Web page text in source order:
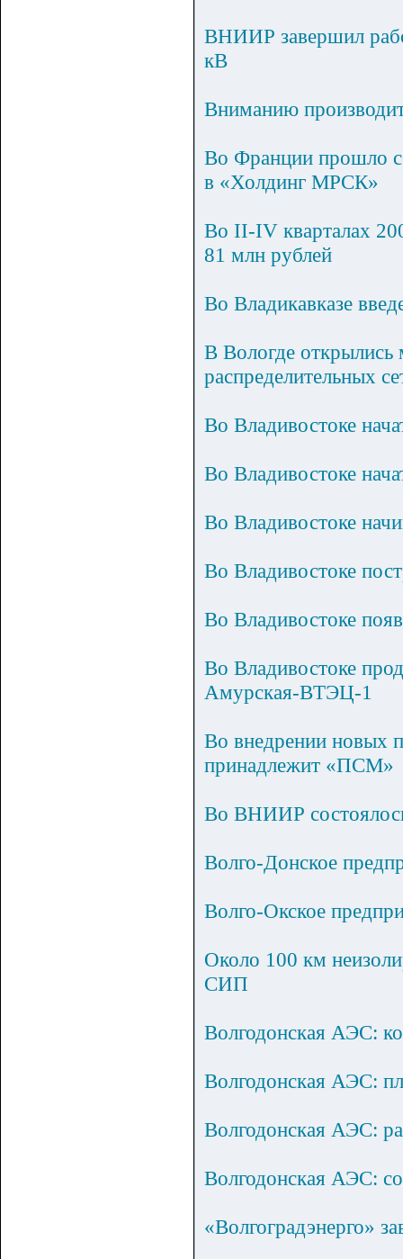
ВНИИР завершил
кВ
Вниманию
Во Франции прошло
в «Холдинг МРСК»
Во II-IV кварталах
81 млн рублей
Во Владикавказе
В Вологде открылись
распределительных
Во Владивостоке
Во Владивостоке
Во Владивостоке
Во Владивостоке
Во Владивостоке
Во Владивостоке
Амурская-ВТЭЦ-1
Во внедрении новых
принадлежит «ПСМ»
Во ВНИИР
Волго-Донское
Волго-Окское
Около 100 км
СИП
Волгодонская АЭС:
Волгодонская АЭС:
Волгодонская АЭС:
Волгодонская АЭС:
«Волгоградэнерго»